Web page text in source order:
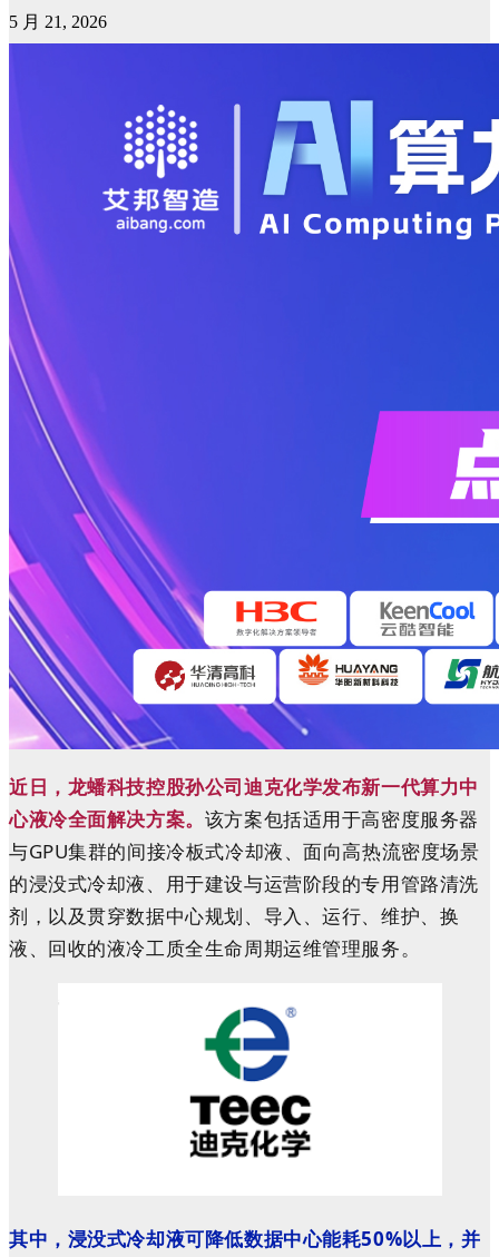
5 月 21, 2026
近日，龙蟠科技控股孙公司迪克化学发布新一代算力中
心液冷全面解决方案。 该方案包括适用于高密度服务器
与GPU集群的间接冷板式冷却液、面向高热流密度场景
的浸没式冷却液、用于建设与运营阶段的专用管路清洗
剂，以及贯穿数据中心规划、导入、运行、维护、换
液、回收的液冷工质全生命周期运维管理服务。
其中，浸没式冷却液可降低数据中心能耗50%以上，并